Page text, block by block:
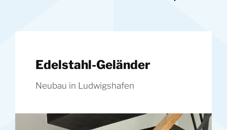
Edelstahl-Geländer